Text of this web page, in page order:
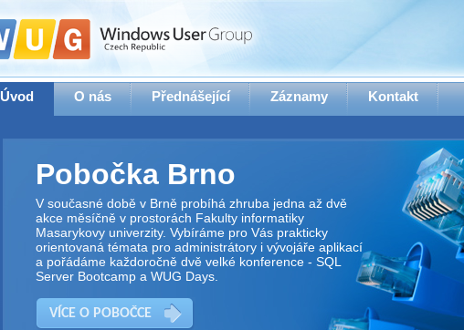
Úvod O nás Přednášející Záznamy Kontakt
Pobočka Brno
V současné době v Brně probíhá zhruba jedna až dvě
akce měsíčně v prostorách Fakulty informatiky
Masarykovy univerzity. Vybíráme pro Vás prakticky
orientovaná témata pro administrátory i vývojáře aplikací
a pořádáme každoročně dvě velké konference - SQL
Server Bootcamp a WUG Days.
VÍCE O POBOČCE